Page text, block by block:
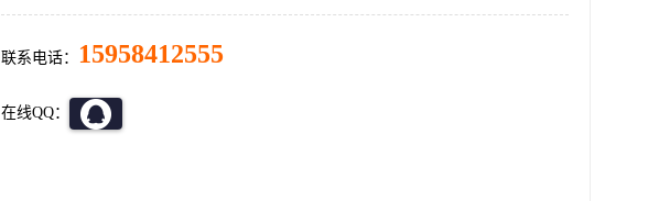
联系电话： 15958412555
在线QQ：